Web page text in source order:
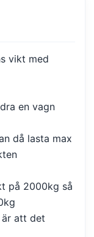
vikt med
en vagn
då lasta max
på 2000kg så
är att det